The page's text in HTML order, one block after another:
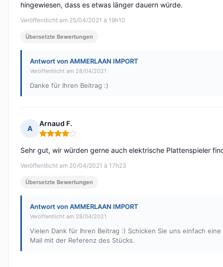
Veröffentlicht am 25/04/2021 à 19h10
hingewiesen, dass es etwas länger dauern würde.
Übersetzte Bewertungen
Antwort von AMMERLAAN IMPORT
Veröffentlicht am 28/04/2021
Danke für Ihren Beitrag :)
A
Arnaud F.
Hinweis: 4 von 5
Veröffentlicht am 20/04/2021 à 17h23
Sehr gut, wir würden gerne auch elektrische Plattenspieler
Übersetzte Bewertungen
Antwort von AMMERLAAN IMPORT
Veröffentlicht am 28/04/2021
Vielen Dank für Ihren Beitrag :) Schicken Sie uns einfach eine
Mail mit der Referenz des Stücks.